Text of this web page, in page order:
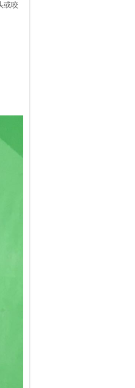
或咬